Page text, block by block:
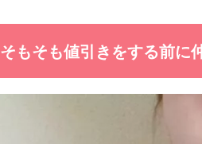
そもそも値引きをする前に